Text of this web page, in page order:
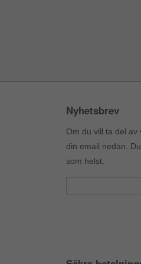
Nyhetsbrev
Om du vill ta del av
din email nedan.
som helst.